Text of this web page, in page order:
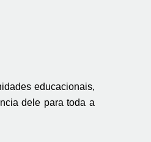
educacionais,
dele para toda a